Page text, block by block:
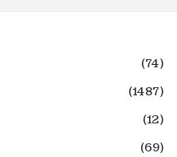
(74)
(1487)
(12)
(69)